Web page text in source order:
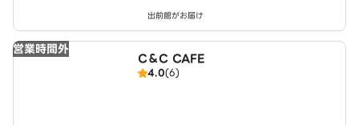
出前館がお届け
営業時間外
C＆C CAFE
4.0(6)